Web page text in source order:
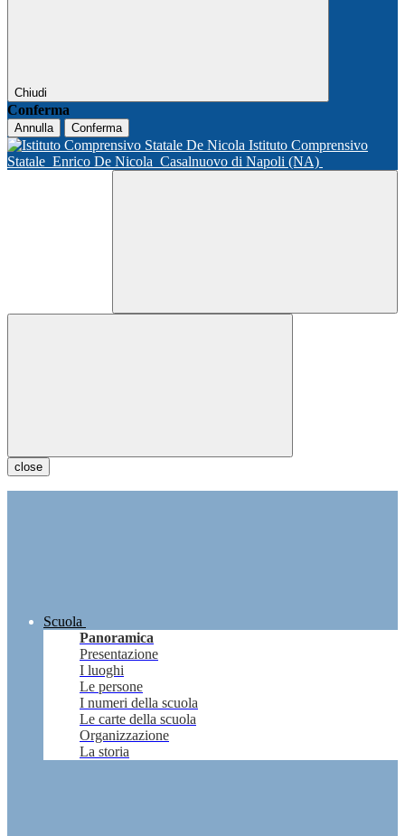
Chiudi
Conferma
Annulla Conferma
Istituto Comprensivo
Statale Enrico De Nicola Casalnuovo di Napoli (NA)
close
Scuola
Panoramica
Presentazione
I luoghi
Le persone
I numeri della scuola
Le carte della scuola
Organizzazione
La storia